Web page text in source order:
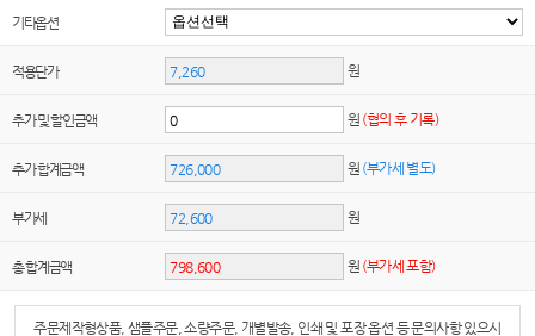
기타옵션
적용단가 원
추가 및 할인금액 원 (협의 후 기록)
추가 합계금액 원 (부가세 별도)
부가세 원
총 합계금액 원 (부가세 포함)
주문제작형상품, 샘플주문, 소량주문, 개별발송, 인쇄 및 포장 옵션 등 문의사항 있으시